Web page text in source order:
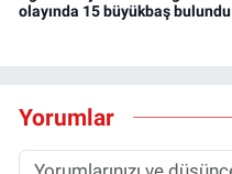
olayında 15 büyükbaş bulundu
Yorumlar